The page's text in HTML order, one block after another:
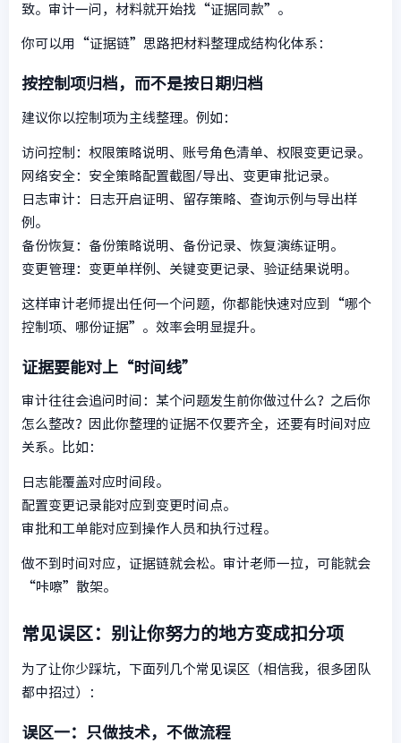
致。审计一问，材料就开始找“证据同款”。
你可以用“证据链”思路把材料整理成结构化体系：
按控制项归档，而不是按日期归档
建议你以控制项为主线整理。例如：
访问控制：权限策略说明、账号角色清单、权限变更记录。
网络安全：安全策略配置截图/导出、变更审批记录。
日志审计：日志开启证明、留存策略、查询示例与导出样
例。
备份恢复：备份策略说明、备份记录、恢复演练证明。
变更管理：变更单样例、关键变更记录、验证结果说明。
这样审计老师提出任何一个问题，你都能快速对应到“哪个
控制项、哪份证据”。效率会明显提升。
证据要能对上“时间线”
审计往往会追问时间：某个问题发生前你做过什么？之后你
怎么整改？因此你整理的证据不仅要齐全，还要有时间对应
关系。比如：
日志能覆盖对应时间段。
配置变更记录能对应到变更时间点。
审批和工单能对应到操作人员和执行过程。
做不到时间对应，证据链就会松。审计老师一拉，可能就会
“咔嚓”散架。
常见误区：别让你努力的地方变成扣分项
为了让你少踩坑，下面列几个常见误区（相信我，很多团队
都中招过）：
误区一：只做技术，不做流程